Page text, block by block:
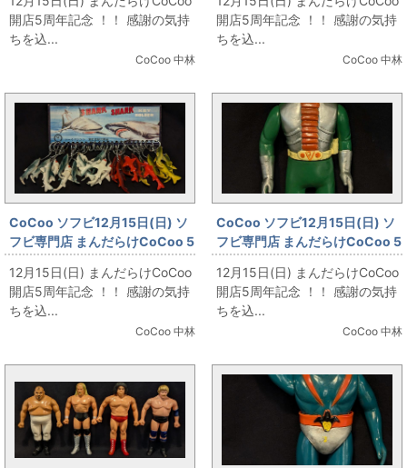
マニヨン 赤成型/アンパンマン
Ver.」
開店5周年記念 ！！ 感謝の気持
ちを込...
CoCoo 中林
izumonster 虎武羅亜 1st
color」
開店5周年記念 ！！ 感謝の気持
ちを込...
CoCoo 中林
CoCoo ソフビ12月15日(日) ソ
フビ専門店 まんだらけCoCoo 5
周年記念 「トーイパテント
SHARK SHARK
KEYHOLDER(シャークシャーク
キーホルダー) 24個付」
12月15日(日) まんだらけCoCoo
開店5周年記念 ！！ 感謝の気持
ちを込...
CoCoo 中林
CoCoo ソフビ12月15日(日) ソ
フビ専門店 まんだらけCoCoo 5
周年記念 「無版権 パチ 仮面ライ
ダーV3襟大 240mm」
12月15日(日) まんだらけCoCoo
開店5周年記念 ！！ 感謝の気持
ちを込...
CoCoo 中林